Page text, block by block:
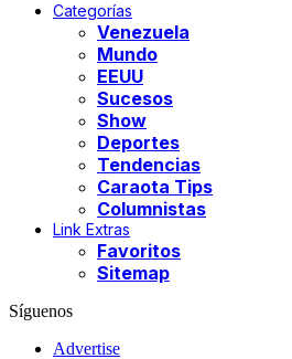
Categorías
Venezuela
Mundo
EEUU
Sucesos
Show
Deportes
Tendencias
Caraota Tips
Columnistas
Link Extras
Favoritos
Sitemap
Síguenos
Advertise